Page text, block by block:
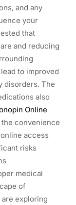
and any
your
that
and reducing
to improved
disorders. The
also
Online
convenience
online access
risks
medical
of
exploring